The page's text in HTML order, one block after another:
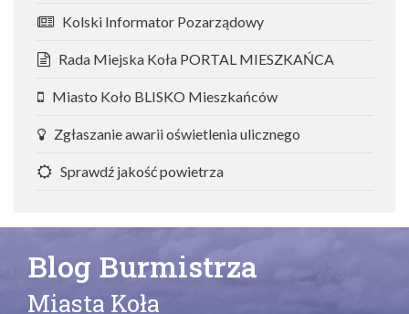
Kolski Informator Pozarządowy
Rada Miejska Koła PORTAL MIESZKAŃCA
Miasto Koło BLISKO Mieszkańców
Zgłaszanie awarii oświetlenia ulicznego
Sprawdź jakość powietrza
Blog Burmistrza
Miasta Koła